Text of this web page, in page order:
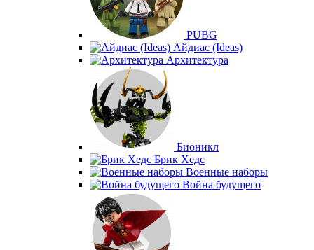
PUBG
Айдиас (Ideas)
Архитектура
Бионикл
Брик Хедс
Военные наборы
Война будущего